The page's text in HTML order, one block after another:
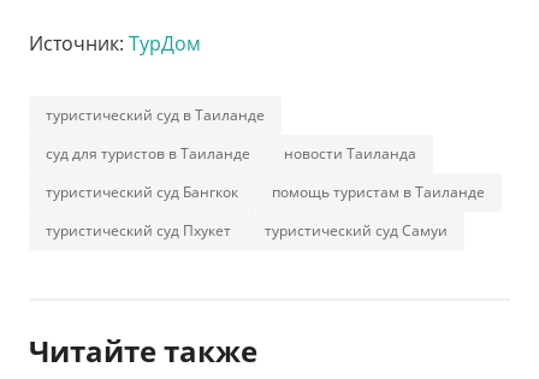
Источник: ТурДом
туристический суд в Таиланде
суд для туристов в Таиланде
новости Таиланда
туристический суд Бангкок
помощь туристам в Таиланде
туристический суд Пхукет
туристический суд Самуи
Читайте также